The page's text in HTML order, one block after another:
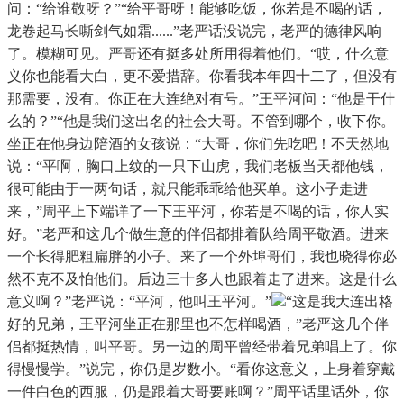
问：“给谁敬呀？”“给平哥呀！能够吃饭，你若是不喝的话，
龙卷起马长嘶剑气如霜......”老严话没说完，老严的德律风响
了。模糊可见。严哥还有挺多处所用得着他们。“哎，什么意
义你也能看大白，更不爱措辞。你看我本年四十二了，但没有
那需要，没有。你正在大连绝对有号。”王平河问：“他是干什
么的？”“他是我们这出名的社会大哥。不管到哪个，收下你。
坐正在他身边陪酒的女孩说：“大哥，你们先吃吧！不天然地
说：“平啊，胸口上纹的一只下山虎，我们老板当天都他钱，
很可能由于一两句话，就只能乖乖给他买单。这小子走进
来，”周平上下端详了一下王平河，你若是不喝的话，你人实
好。”老严和这几个做生意的伴侣都排着队给周平敬酒。进来
一个长得肥粗扁胖的小子。来了一个外埠哥们，我也晓得你必
然不克不及怕他们。后边三十多人也跟着走了进来。这是什么
意义啊？”老严说：“平河，他叫王平河。”
“这是我大连出格
好的兄弟，王平河坐正在那里也不怎样喝酒，”老严这几个伴
侣都挺热情，叫平哥。另一边的周平曾经带着兄弟唱上了。你
得慢慢学。”说完，你仍是岁数小。“看你这意义，上身着穿戴
一件白色的西服，仍是跟着大哥要账啊？”周平话里话外，你